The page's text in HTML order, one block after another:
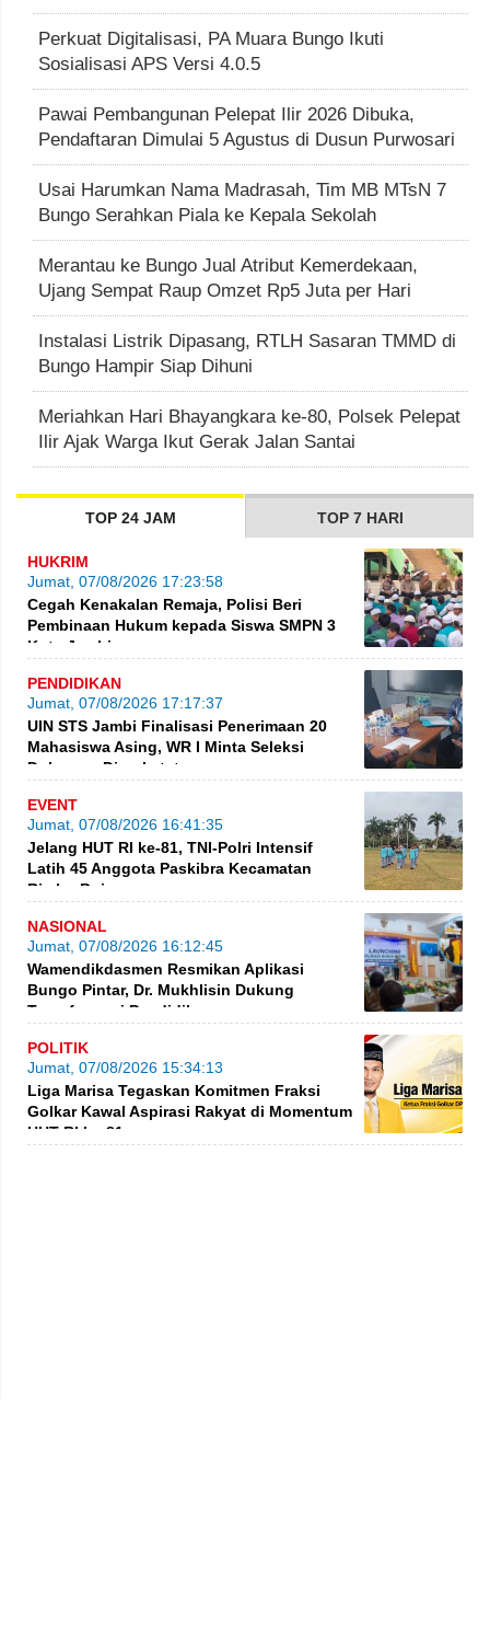
Perkuat Digitalisasi, PA Muara Bungo Ikuti
Sosialisasi APS Versi 4.0.5
Pawai Pembangunan Pelepat Ilir 2026 Dibuka,
Pendaftaran Dimulai 5 Agustus di Dusun Purwosari
Usai Harumkan Nama Madrasah, Tim MB MTsN 7
Bungo Serahkan Piala ke Kepala Sekolah
Merantau ke Bungo Jual Atribut Kemerdekaan,
Ujang Sempat Raup Omzet Rp5 Juta per Hari
Instalasi Listrik Dipasang, RTLH Sasaran TMMD di
Bungo Hampir Siap Dihuni
Meriahkan Hari Bhayangkara ke-80, Polsek Pelepat
Ilir Ajak Warga Ikut Gerak Jalan Santai
TOP 24 JAM TOP 7 HARI
HUKRIM
Jumat, 07/08/2026 17:23:58
Cegah Kenakalan Remaja, Polisi Beri
Pembinaan Hukum kepada Siswa SMPN 3
Kota Jambi
PENDIDIKAN
Jumat, 07/08/2026 17:17:37
UIN STS Jambi Finalisasi Penerimaan 20
Mahasiswa Asing, WR I Minta Seleksi
Dokumen Diperketat
EVENT
Jumat, 07/08/2026 16:41:35
Jelang HUT RI ke-81, TNI-Polri Intensif
Latih 45 Anggota Paskibra Kecamatan
Rimbo Bujang
NASIONAL
Jumat, 07/08/2026 16:12:45
Wamendikdasmen Resmikan Aplikasi
Bungo Pintar, Dr. Mukhlisin Dukung
Transformasi Pendidikan
POLITIK
Jumat, 07/08/2026 15:34:13
Liga Marisa Tegaskan Komitmen Fraksi
Golkar Kawal Aspirasi Rakyat di Momentum
HUT RI ke-81